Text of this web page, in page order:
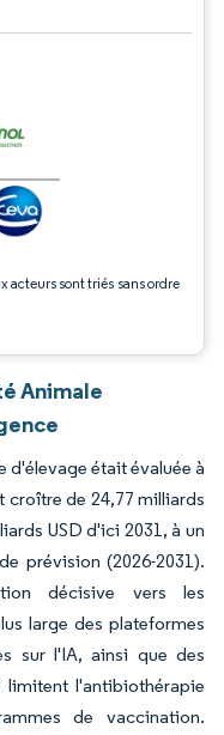
acteurs sont triés sans ordre
nécessite une attribution sous CC
Animale
d'élevage était évaluée à
croître de 24,77 milliards
USD d'ici 2031, à un
prévision (2026-2031).
décisive vers les
large des plateformes
sur l'IA, ainsi que des
l'antibiothérapie
de vaccination.